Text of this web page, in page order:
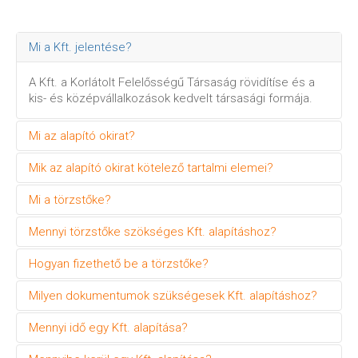
Mi a Kft. jelentése?
A Kft. a Korlátolt Felelősségű Társaság rövidítíse és a
kis- és középvállalkozások kedvelt társasági formája.
Mi az alapító okirat?
Az alapító okirat célja, hogy jogi nyelven, de
közérthetően okirat formájában írásba foglalja egy
gazdasági társaság létrejöttét és annak céljait.
Mik az alapító okirat kötelező tartalmi elemei?
Az alapító okiratot eredeti példányban, személyesen
kell aláírni, tanúkkal kell hitelesíteni és ügyvédnek kell
ellenjegyeznie.
Mi a törzstőke?
A törzstőke az a minimális összeg, amellyel egy Kft.
megalapítható. Gazdasági társaságok esetében ezt
jegyzett tőkének hívjuk, aminek az egyik típusa a
törzstőke.
Mennyi törzstőke szökséges Kft. alapításhoz?
Jelen szabályozás szerint a Kft. alapításhoz 3.000.000
Forint törzstőke szükséges.
Hogyan fizethető be a törzstőke?
A tőke rendelkezésre bocsátása történhet a cég saját
házipénztárába történő befizetéssel és történhet
bankszámlára való átutalással is.
Milyen dokumentumok szükségesek Kft. alapításhoz?
A vezető tisztségviselőnek magával kell hoznia az
adókártyáját, személyi igazolványát és lakcímkártyáját.
Mennyi idő egy Kft. alapítása?